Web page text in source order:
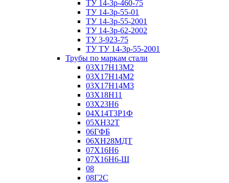
ТУ 14-3р-460-75
ТУ 14-3р-55-01
ТУ 14-3р-55-2001
ТУ 14-3р-62-2002
ТУ 3-923-75
ТУ ТУ 14-3р-55-2001
Трубы по маркам стали
03Х17Н13М2
03Х17Н14М2
03Х17Н14М3
03Х18Н11
03Х23Н6
04Х14Т3Р1Ф
05ХН32Т
06ГФБ
06ХН28МДТ
07Х16Н6
07Х16Н6-Ш
08
08Г2С